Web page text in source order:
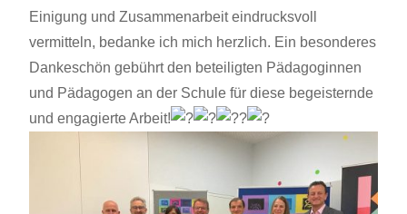
Einigung und Zusammenarbeit eindrucksvoll
vermitteln, bedanke ich mich herzlich. Ein besonderes
Dankeschön gebührt den beteiligten Pädagoginnen
und Pädagogen an der Schule für diese begeisternde
und engagierte Arbeit!